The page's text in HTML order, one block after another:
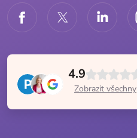
4.9
Zobrazit všechny